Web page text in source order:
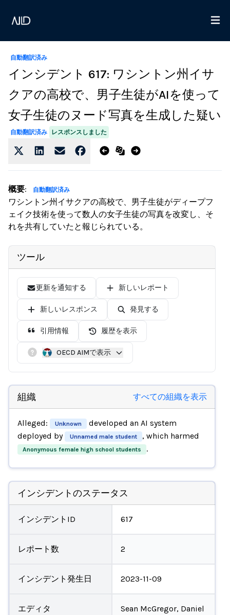
自動翻訳済み
インシデント 617: ワシントン州イサ
クアの高校で、男子生徒がAIを使って
女子生徒のヌード写真を生成した疑い
自動翻訳済み レスポンスしました
概要: 自動翻訳済み
ワシントン州イサクアの高校で、男子生徒がディープフ
ェイク技術を使って数人の女子生徒の写真を改変し、そ
れを共有していたと報じられている。
ツール
更新を通知する 新しいレポート
新しいレスポンス 発見する
引用情報 履歴を表示
OECD AIMで表示
組織 すべての組織を表示
Alleged: Unknown
developed an AI system
deployed by
Unnamed male student , which harmed
Anonymous female high school students .
インシデントのステータス
インシデントID 617
レポート数 2
インシデント発生日 2023-11-09
エディタ
Sean McGregor, Daniel